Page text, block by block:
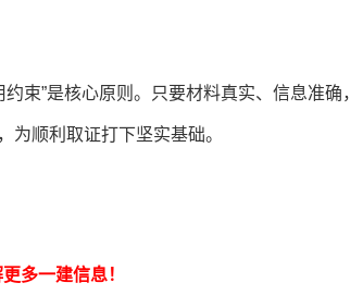
束”是核心原则。只要材料真实、信息准确，
顺利取证打下坚实基础。
多一建信息！